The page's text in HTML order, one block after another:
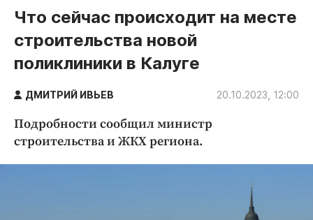
Обнинск
Новости компаний
Статьи
Народные новости
Авто и транспорт
Что сейчас происходит на месте
строительства новой
поликлиники в Калуге
ДМИТРИЙ ИВЬЕВ 20.10.2023, 12:00
Подробности сообщил министр
строительства и ЖКХ региона.